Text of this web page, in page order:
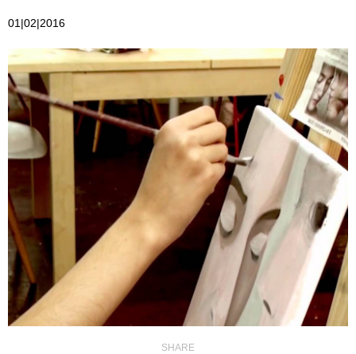
01|02|2016
SHARE